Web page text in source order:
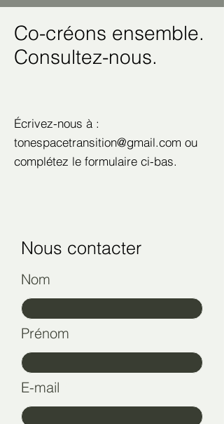
Co-créons ensemble.
Consultez-nous.
Écrivez-nous à :
tonespacetransition@gmail.com ou
complétez le formulaire ci-bas.
Nous contacter
Nom
Prénom
E-mail